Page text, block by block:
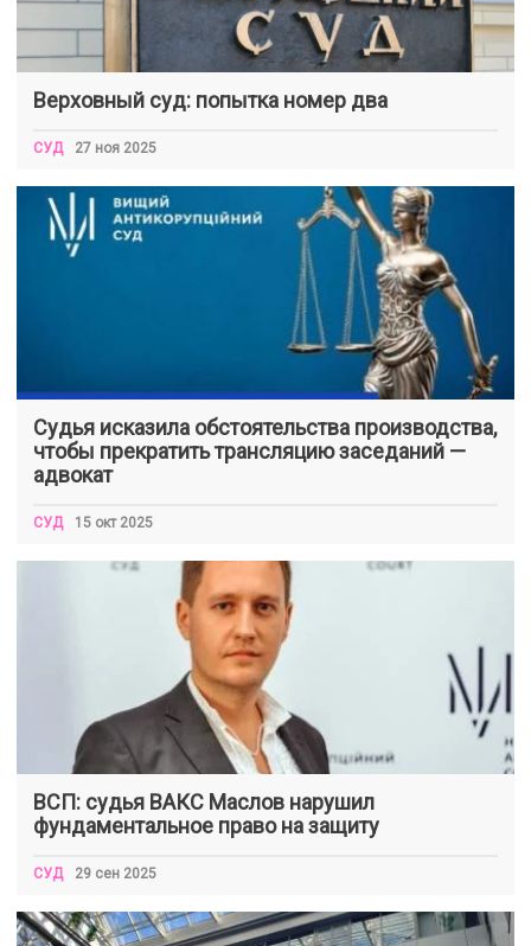
Верховный суд: попытка номер два
СУД 27 ноя 2025
Судья исказила обстоятельства производства,
чтобы прекратить трансляцию заседаний —
адвокат
СУД 15 окт 2025
ВСП: судья ВАКС Маслов нарушил
фундаментальное право на защиту
СУД 29 сен 2025